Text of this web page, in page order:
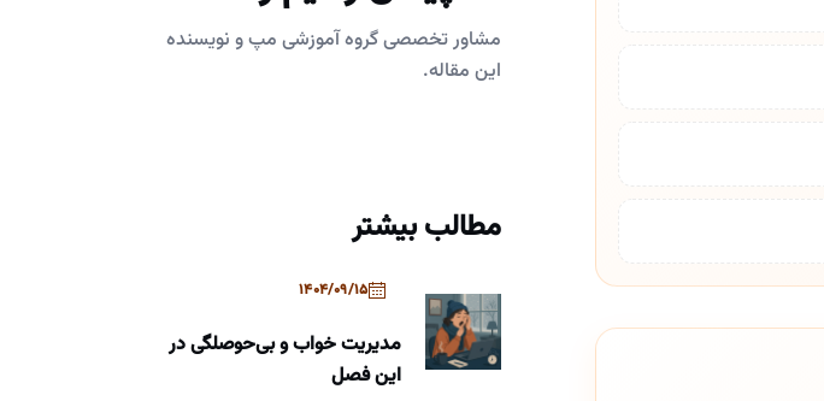
مشاور تخصصی گروه آموزشی مپ و نویسنده
این مقاله.
مطالب بیشتر
1404/09/15
مدیریت خواب و بی‌حوصلگی در
این فصل